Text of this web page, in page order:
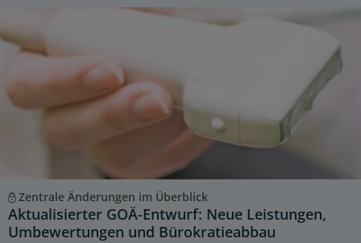
Zentrale Änderungen im Überblick
Aktualisierter GOÄ-Entwurf: Neue Leistungen,
Umbewertungen und Bürokratieabbau